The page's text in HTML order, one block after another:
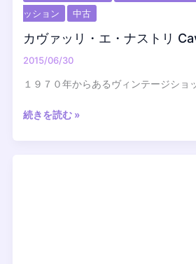
ッション
中古
カヴァッリ・エ・ナストリ
2015/06/30
１９７０年からあるヴィンテージショ
カ
続きを読む »